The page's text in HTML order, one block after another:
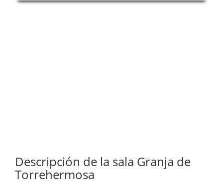
Descripción de la sala Granja de
Torrehermosa